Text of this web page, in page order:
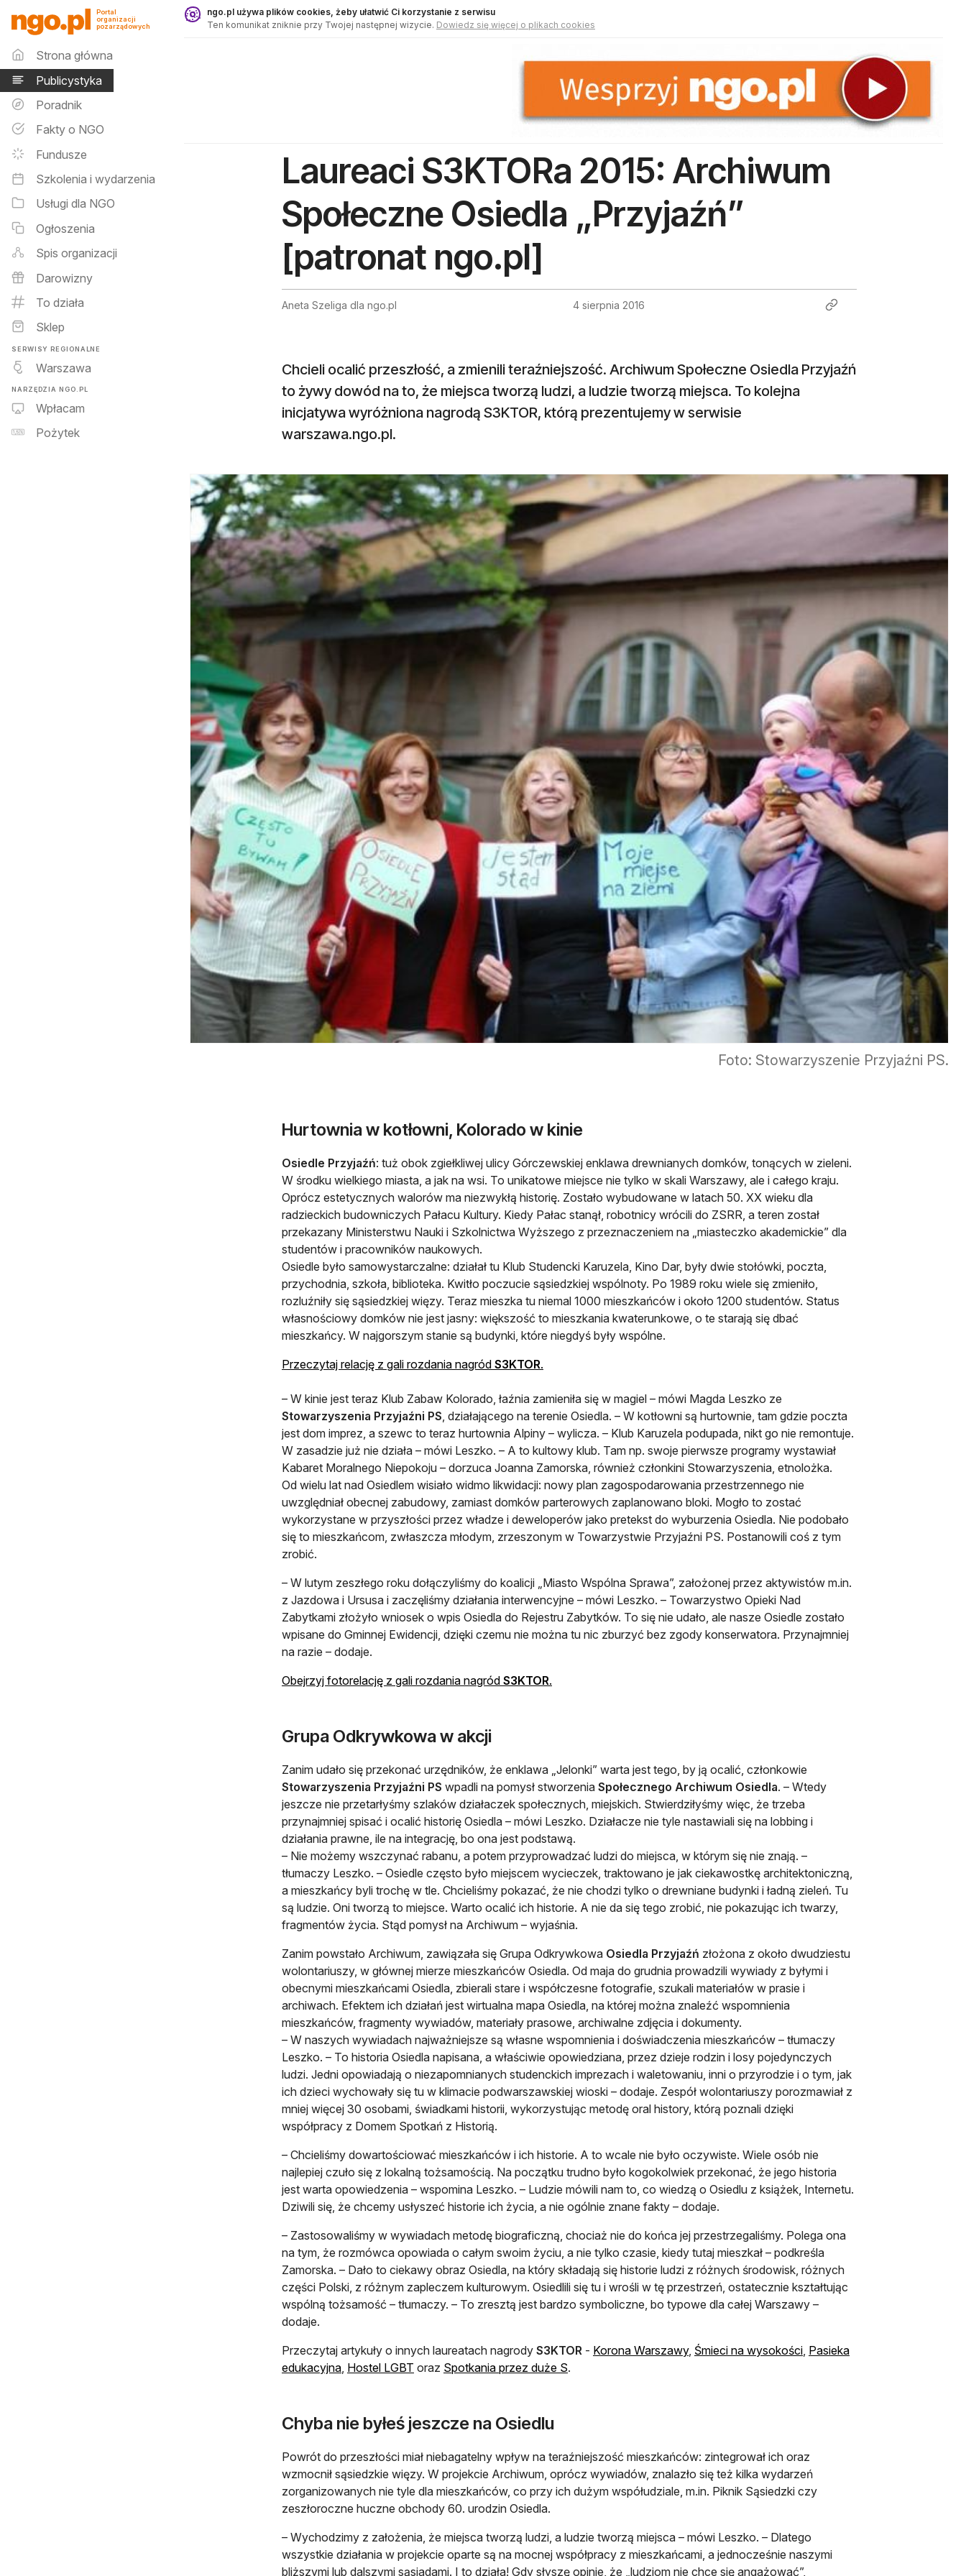
Publicystyka - ngo.pl
Portal
organizacji
pozarządowych
Menu główne
Strona główna
Publicystyka
Poradnik
Fakty o NGO
Fundusze
Szkolenia i wydarzenia
Usługi dla NGO
Ogłoszenia
Spis organizacji
Darowizny
To działa
Sklep
SERWISY REGIONALNE
Warszawa
NARZĘDZIA NGO.PL
Wpłacam
Pożytek
ngo.pl używa plików cookies, żeby ułatwić Ci korzystanie z serwisu
Ten komunikat zniknie przy Twojej następnej wizycie. Dowiedz się więcej o plikach cookies
Laureaci S3KTORa 2015: Archiwum
Społeczne Osiedla „Przyjaźń”
[patronat ngo.pl]
Aneta Szeliga dla ngo.pl 4 sierpnia 2016
Chcieli ocalić przeszłość, a zmienili teraźniejszość. Archiwum Społeczne Osiedla Przyjaźń
to żywy dowód na to, że miejsca tworzą ludzi, a ludzie tworzą miejsca. To kolejna
inicjatywa wyróżniona nagrodą S3KTOR, którą prezentujemy w serwisie
warszawa.ngo.pl.
Foto: Stowarzyszenie Przyjaźni PS.
Hurtownia w kotłowni, Kolorado w kinie
Osiedle Przyjaźń: tuż obok zgiełkliwej ulicy Górczewskiej enklawa drewnianych domków, tonących w zieleni.
W środku wielkiego miasta, a jak na wsi. To unikatowe miejsce nie tylko w skali Warszawy, ale i całego kraju.
Oprócz estetycznych walorów ma niezwykłą historię. Zostało wybudowane w latach 50. XX wieku dla
radzieckich budowniczych Pałacu Kultury. Kiedy Pałac stanął, robotnicy wrócili do ZSRR, a teren został
przekazany Ministerstwu Nauki i Szkolnictwa Wyższego z przeznaczeniem na „miasteczko akademickie” dla
studentów i pracowników naukowych.
Osiedle było samowystarczalne: działał tu Klub Studencki Karuzela, Kino Dar, były dwie stołówki, poczta,
przychodnia, szkoła, biblioteka. Kwitło poczucie sąsiedzkiej wspólnoty. Po 1989 roku wiele się zmieniło,
rozluźniły się sąsiedzkiej więzy. Teraz mieszka tu niemal 1000 mieszkańców i około 1200 studentów. Status
własnościowy domków nie jest jasny: większość to mieszkania kwaterunkowe, o te starają się dbać
mieszkańcy. W najgorszym stanie są budynki, które niegdyś były wspólne.
Przeczytaj relację z gali rozdania nagród S3KTOR.
– W kinie jest teraz Klub Zabaw Kolorado, łaźnia zamieniła się w magiel – mówi Magda Leszko ze
Stowarzyszenia Przyjaźni PS , działającego na terenie Osiedla. – W kotłowni są hurtownie, tam gdzie poczta
jest dom imprez, a szewc to teraz hurtownia Alpiny – wylicza. – Klub Karuzela podupada, nikt go nie remontuje.
W zasadzie już nie działa – mówi Leszko. – A to kultowy klub. Tam np. swoje pierwsze programy wystawiał
Kabaret Moralnego Niepokoju – dorzuca Joanna Zamorska, również członkini Stowarzyszenia, etnolożka.
Od wielu lat nad Osiedlem wisiało widmo likwidacji: nowy plan zagospodarowania przestrzennego nie
uwzględniał obecnej zabudowy, zamiast domków parterowych zaplanowano bloki. Mogło to zostać
wykorzystane w przyszłości przez władze i deweloperów jako pretekst do wyburzenia Osiedla. Nie podobało
się to mieszkańcom, zwłaszcza młodym, zrzeszonym w Towarzystwie Przyjaźni PS. Postanowili coś z tym
zrobić.
– W lutym zeszłego roku dołączyliśmy do koalicji „Miasto Wspólna Sprawa”, założonej przez aktywistów m.in.
z Jazdowa i Ursusa i zaczęliśmy działania interwencyjne – mówi Leszko. – Towarzystwo Opieki Nad
Zabytkami złożyło wniosek o wpis Osiedla do Rejestru Zabytków. To się nie udało, ale nasze Osiedle zostało
wpisane do Gminnej Ewidencji, dzięki czemu nie można tu nic zburzyć bez zgody konserwatora. Przynajmniej
na razie – dodaje.
Obejrzyj fotorelację z gali rozdania nagród S3KTOR.
Grupa Odkrywkowa w akcji
Zanim udało się przekonać urzędników, że enklawa „Jelonki” warta jest tego, by ją ocalić, członkowie
Stowarzyszenia Przyjaźni PS wpadli na pomysł stworzenia Społecznego Archiwum Osiedla. – Wtedy
jeszcze nie przetarłyśmy szlaków działaczek społecznych, miejskich. Stwierdziłyśmy więc, że trzeba
przynajmniej spisać i ocalić historię Osiedla – mówi Leszko. Działacze nie tyle nastawiali się na lobbing i
działania prawne, ile na integrację, bo ona jest podstawą.
– Nie możemy wszczynać rabanu, a potem przyprowadzać ludzi do miejsca, w którym się nie znają. –
tłumaczy Leszko. – Osiedle często było miejscem wycieczek, traktowano je jak ciekawostkę architektoniczną,
a mieszkańcy byli trochę w tle. Chcieliśmy pokazać, że nie chodzi tylko o drewniane budynki i ładną zieleń. Tu
są ludzie. Oni tworzą to miejsce. Warto ocalić ich historie. A nie da się tego zrobić, nie pokazując ich twarzy,
fragmentów życia. Stąd pomysł na Archiwum – wyjaśnia.
Zanim powstało Archiwum, zawiązała się Grupa Odkrywkowa Osiedla Przyjaźń złożona z około dwudziestu
wolontariuszy, w głównej mierze mieszkańców Osiedla. Od maja do grudnia prowadzili wywiady z byłymi i
obecnymi mieszkańcami Osiedla, zbierali stare i współczesne fotografie, szukali materiałów w prasie i
archiwach. Efektem ich działań jest wirtualna mapa Osiedla, na której można znaleźć wspomnienia
mieszkańców, fragmenty wywiadów, materiały prasowe, archiwalne zdjęcia i dokumenty.
– W naszych wywiadach najważniejsze są własne wspomnienia i doświadczenia mieszkańców – tłumaczy
Leszko. – To historia Osiedla napisana, a właściwie opowiedziana, przez dzieje rodzin i losy pojedynczych
ludzi. Jedni opowiadają o niezapomnianych studenckich imprezach i waletowaniu, inni o przyrodzie i o tym, jak
ich dzieci wychowały się tu w klimacie podwarszawskiej wioski – dodaje. Zespół wolontariuszy porozmawiał z
mniej więcej 30 osobami, świadkami historii, wykorzystując metodę oral history, którą poznali dzięki
współpracy z Domem Spotkań z Historią.
– Chcieliśmy dowartościować mieszkańców i ich historie. A to wcale nie było oczywiste. Wiele osób nie
najlepiej czuło się z lokalną tożsamością. Na początku trudno było kogokolwiek przekonać, że jego historia
jest warta opowiedzenia – wspomina Leszko. – Ludzie mówili nam to, co wiedzą o Osiedlu z książek, Internetu.
Dziwili się, że chcemy usłyszeć historie ich życia, a nie ogólnie znane fakty – dodaje.
– Zastosowaliśmy w wywiadach metodę biograficzną, chociaż nie do końca jej przestrzegaliśmy. Polega ona
na tym, że rozmówca opowiada o całym swoim życiu, a nie tylko czasie, kiedy tutaj mieszkał – podkreśla
Zamorska. – Dało to ciekawy obraz Osiedla, na który składają się historie ludzi z różnych środowisk, różnych
części Polski, z różnym zapleczem kulturowym. Osiedlili się tu i wrośli w tę przestrzeń, ostatecznie kształtując
wspólną tożsamość – tłumaczy. – To zresztą jest bardzo symboliczne, bo typowe dla całej Warszawy –
dodaje.
Przeczytaj artykuły o innych laureatach nagrody S3KTOR - Korona Warszawyotwiera się w nowej karcie
, Śmieci na wysokościotwiera się w nowej karcie
Pasieka
edukacyjnaotwiera się w nowej karcie
Hostel LGBT otwiera się w nowej karcie
oraz Spotkania przez duże S.
Chyba nie byłeś jeszcze na Osiedlu
Powrót do przeszłości miał niebagatelny wpływ na teraźniejszość mieszkańców: zintegrował ich oraz
wzmocnił sąsiedzkie więzy. W projekcie Archiwum, oprócz wywiadów, znalazło się też kilka wydarzeń
zorganizowanych nie tyle dla mieszkańców, co przy ich dużym współudziale, m.in. Piknik Sąsiedzki czy
zeszłoroczne huczne obchody 60. urodzin Osiedla.
– Wychodzimy z założenia, że miejsca tworzą ludzi, a ludzie tworzą miejsca – mówi Leszko. – Dlatego
wszystkie działania w projekcie oparte są na mocnej współpracy z mieszkańcami, a jednocześnie naszymi
bliższymi lub dalszymi sąsiadami. I to działa! Gdy słyszę opinie, że „ludziom nie chce się angażować”,